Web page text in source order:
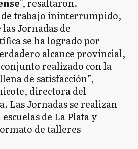
", resaltaron.
de trabajo ininterrumpido,
Jornadas de
se ha logrado por
alcance provincial,
realizado con la
de satisfacción”,
directora del
Las Jornadas se realizan
de La Plata y
de talleres